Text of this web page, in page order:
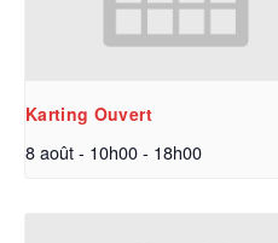
Karting Ouvert
8 août - 10h00- 18h00